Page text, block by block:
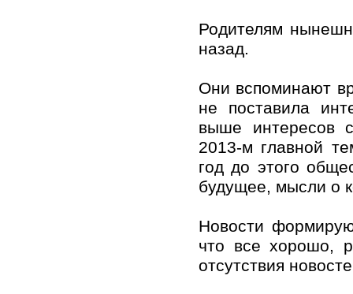
Родителям
назад.
Они вспоминают
не поставила
выше интересов
2013-м главной
год до этого
будущее, мысли о
Новости
что все хорошо,
отсутствия